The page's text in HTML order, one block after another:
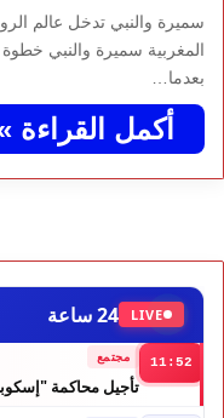
سميرة والنبي تدخل عالم
المغربية سميرة والنبي
بعدما…
أكمل القراءة
LIVE 24 ساعة
11:52 مجتمع
تأجيل محاكمة